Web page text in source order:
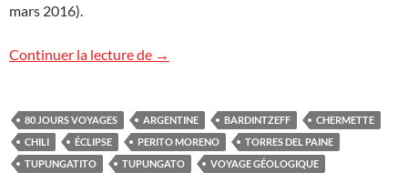
mars 2016).
Continuer la lecture de Voyage géologique et éclipse, Argentine
→
80 JOURS VOYAGES ARGENTINE BARDINTZEFF
CHERMETTE
CHILI
ÉCLIPSE PERITO MORENO
TORRES DEL PAINE
TUPUNGATITO
TUPUNGATO VOYAGE GÉOLOGIQUE